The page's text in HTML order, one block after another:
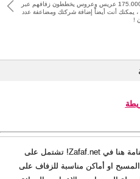
أكثر من 175.000 عريس وعروس يخططون زفافهم عبر
يمكنك أنت أيضاً إضافة شركتك ومضاعفة عدد
!
احصلي على كل قاعات الافراح في المنامة هنا في Zafaf.net! تشتمل على
او أماكن مناسبة للزفاف على